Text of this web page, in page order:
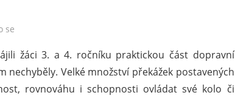
se
žáci 3. a 4. ročníku praktickou část dopravní
nechyběly. Velké množství překážek postavených
rovnováhu i schopnosti ovládat své kolo či